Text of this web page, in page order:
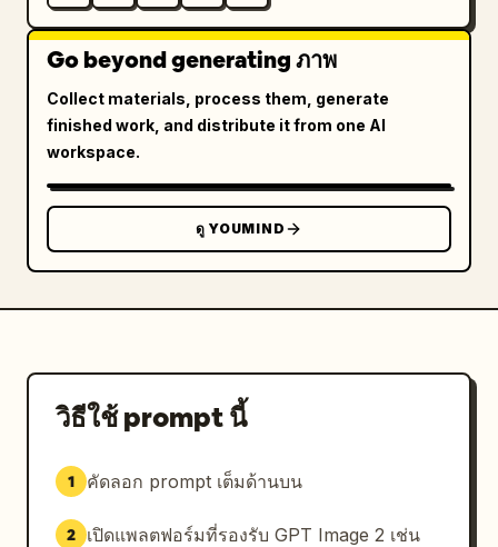
Go beyond generating ภาพ
Collect materials, process them, generate
finished work, and distribute it from one AI
workspace.
ดู YOUMIND
วิธีใช้ prompt นี้
1 คัดลอก prompt เต็มด้านบน
2
เปิดแพลตฟอร์มที่รองรับ GPT Image 2 เช่น